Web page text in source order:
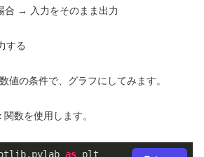
合 → 入力をそのまま出力
する
値の条件で、グラフにしてみます。
数を使用します。
as